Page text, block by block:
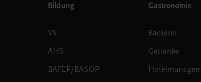
Bildung
VS
AHS
BAFEP/BASOP
Gastronomie
Bäckerei
Getränke